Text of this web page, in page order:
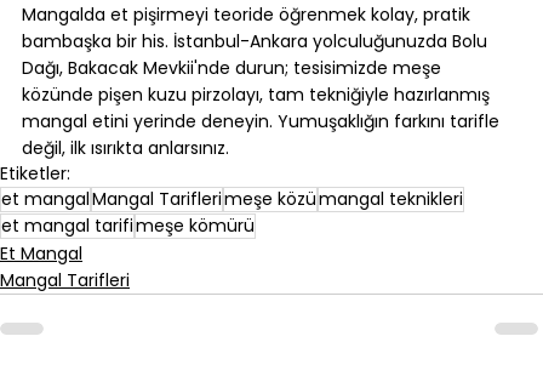
Mangalda et pişirmeyi teoride öğrenmek kolay, pratik
bambaşka bir his. İstanbul-Ankara yolculuğunuzda Bolu
Dağı, Bakacak Mevkii'nde durun; tesisimizde meşe
közünde pişen kuzu pirzolayı, tam tekniğiyle hazırlanmış
mangal etini yerinde deneyin. Yumuşaklığın farkını tarifle
değil, ilk ısırıkta anlarsınız.
Etiketler:
et mangalMangal Tariflerimeşe közümangal teknikleri
et mangal tarifimeşe kömürü
Et Mangal
Mangal Tarifleri